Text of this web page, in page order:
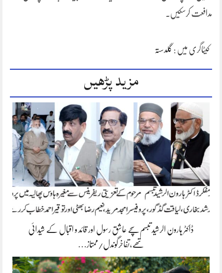
مدافعت کرسکیں۔
کیٹاگری میں : گلدستہ
مزید پڑھیں
ڈاکٹر ہارون الرشید تبسم سچے عاشق رسول اور قائد و اقبال کے شیدائی
تھے،تفاخرگوندل/ممتاز…